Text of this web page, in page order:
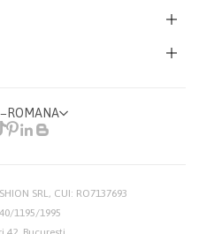
− ROMANA
SRL, CUI: RO7137693
1195/1995